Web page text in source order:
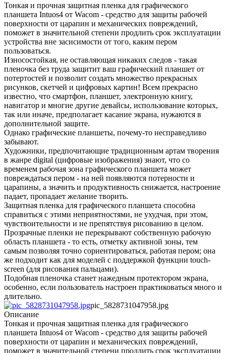
Тонкая и прочная защитная пленка для графического
планшета Intuos4 от Wacom - средство для защиты рабочей
поверхности от царапин и механических повреждений,
поможет в значительной степени продлить срок эксплуатации
устройства вне засисимости от того, каким пером
пользоваться.
Износостойкая, не оставляющая никаких следов - такая
пленочка без труда защитит ваш графический планшет от
потертостей и позволит создать множество прекрасных
рисунков, скетчей и цифровых картин! Всем прекрасно
известно, что смартфон, планшет, электронную книгу,
навигатор и многие другие девайсы, использование которых,
так или иначе, предполагает касание экрана, нужаются в
дополнительной защите.
Однако графические планшеты, почему-то несправедливо
забывают.
Художники, предпочитающие традиционным артам творения
в жанре digital (цифровые изображения) знают, что со
временем рабочая зона графического планшета может
повреждаться пером - на ней появляются потерности и
царапины, а значить и продуктивность снижается, настроение
падает, пропадает желание творить.
Защитная пленка для графического планшета способна
справиться с этими неприятностями, не ухудчая, при этом,
чувствоительности и не препятствуя рисованию в целом.
Прозрачные пленки не перекрывают собственную рабочую
область планшета - то есть, отметку активной зоны, тем
самым позволяя точно сориентироваться, работая пером; она
же подходит как для моделей с поддержкой функции touch-
screen (для рисования пальцами).
Подобная пленочка станет нажедным протектором экрана,
особенно, если пользователь настроен практиковаться много и
длительно.
pic_5828731047958.jpg
Описание
Тонкая и прочная защитная пленка для графического
планшета Intuos4 от Wacom - средство для защиты рабочей
поверхности от царапин и механических повреждений,
поможет в значительной степени продлить срок эксплуатации